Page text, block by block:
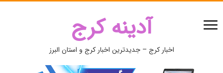
آدینه کرج
اخبار کرج – جدیدترین اخبار کرج و استان البرز